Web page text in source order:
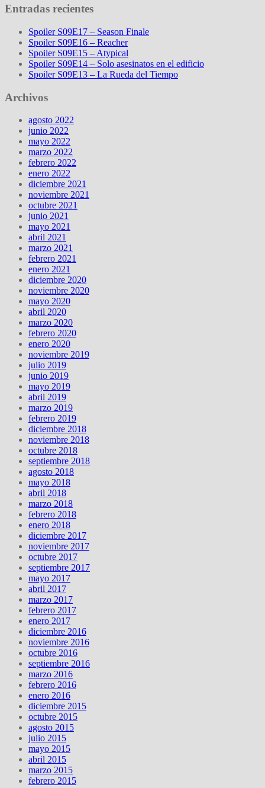
Entradas recientes
Spoiler S09E17 – Season Finale
Spoiler S09E16 – Reacher
Spoiler S09E15 – Atypical
Spoiler S09E14 – Solo asesinatos en el edificio
Spoiler S09E13 – La Rueda del Tiempo
Archivos
agosto 2022
junio 2022
mayo 2022
marzo 2022
febrero 2022
enero 2022
diciembre 2021
noviembre 2021
octubre 2021
junio 2021
mayo 2021
abril 2021
marzo 2021
febrero 2021
enero 2021
diciembre 2020
noviembre 2020
mayo 2020
abril 2020
marzo 2020
febrero 2020
enero 2020
noviembre 2019
julio 2019
junio 2019
mayo 2019
abril 2019
marzo 2019
febrero 2019
diciembre 2018
noviembre 2018
octubre 2018
septiembre 2018
agosto 2018
mayo 2018
abril 2018
marzo 2018
febrero 2018
enero 2018
diciembre 2017
noviembre 2017
octubre 2017
septiembre 2017
mayo 2017
abril 2017
marzo 2017
febrero 2017
enero 2017
diciembre 2016
noviembre 2016
octubre 2016
septiembre 2016
marzo 2016
febrero 2016
enero 2016
diciembre 2015
octubre 2015
agosto 2015
julio 2015
mayo 2015
abril 2015
marzo 2015
febrero 2015